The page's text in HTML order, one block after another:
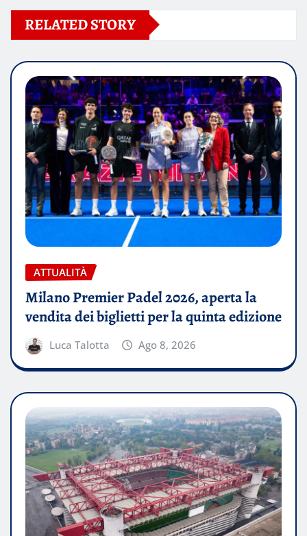
RELATED STORY
ATTUALITÀ
Milano Premier Padel 2026, aperta la
vendita dei biglietti per la quinta edizione
Luca Talotta Ago 8, 2026